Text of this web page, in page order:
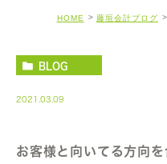
HOME 藤垣会計ブログ
BLOG
2021.03.09
お客様と向いてる方向を